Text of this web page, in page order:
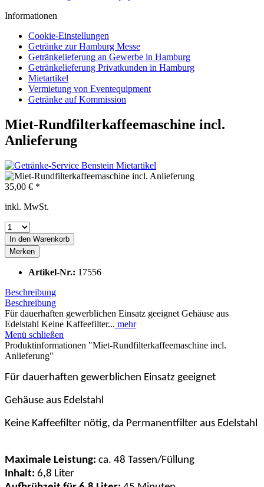
Informationen
Cookie-Einstellungen
Getränke zur Hamburg Messe
Getränkelieferung an Gewerbe in Hamburg
Getränkelieferung Privatkunden in Hamburg
Mietartikel
Vermietung von Eventequipment
Getränke auf Kommission
Miet-Rundfilterkaffeemaschine incl.
Anlieferung
35,00 € *
inkl. MwSt.
In den Warenkorb
Merken
Artikel-Nr.: 17556
Beschreibung
Beschreibung
Für dauerhaften gewerblichen Einsatz geeignet Gehäuse aus
Edelstahl Keine Kaffeefilter... mehr
Menü schließen
Produktinformationen "Miet-Rundfilterkaffeemaschine incl.
Anlieferung"
Für dauerhaften gewerblichen Einsatz geeignet
Gehäuse aus Edelstahl
Keine Kaffeefilter nötig, da Permanentfilter aus Edelstahl
Maximale Leistung: ca. 48 Tassen/Füllung
Inhalt: 6,8 Liter